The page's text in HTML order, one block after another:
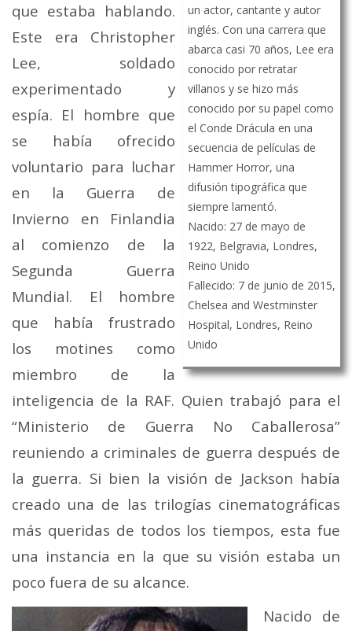
un actor, cantante y autor
inglés. Con una carrera que
abarca casi 70 años, Lee era
conocido por retratar
villanos y se hizo más
conocido por su papel como
el Conde Drácula en una
secuencia de películas de
Hammer Horror, una
difusión tipográfica que
siempre lamentó.
Nacido: 27 de mayo de
1922, Belgravia, Londres,
Reino Unido
Fallecido: 7 de junio de 2015,
Chelsea and Westminster
Hospital, Londres, Reino
Unido
que estaba hablando.
Este era Christopher
Lee, soldado
experimentado y
espía. El hombre que
se había ofrecido
voluntario para luchar
en la Guerra de
Invierno en Finlandia
al comienzo de la
Segunda Guerra
Mundial. El hombre
que había frustrado
los motines como
miembro de la
inteligencia de la RAF. Quien trabajó para el
“Ministerio de Guerra No Caballerosa”
reuniendo a criminales de guerra después de
la guerra. Si bien la visión de Jackson había
creado una de las trilogías cinematográficas
más queridas de todos los tiempos, esta fue
una instancia en la que su visión estaba un
poco fuera de su alcance.
Nacido de